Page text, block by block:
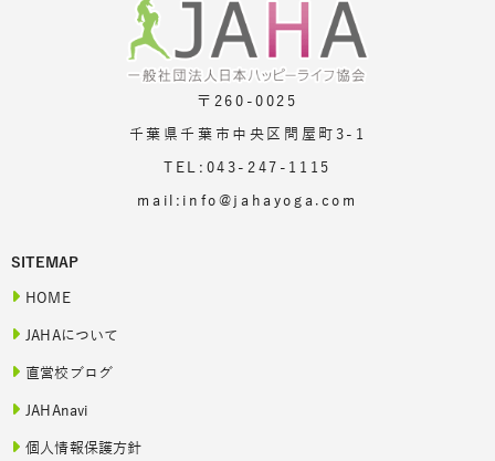
〒260-0025
千葉県千葉市中央区問屋町3-1
TEL:043-247-1115
mail:info@jahayoga.com
SITEMAP
HOME
JAHAについて
直営校ブログ
JAHAnavi
個人情報保護方針